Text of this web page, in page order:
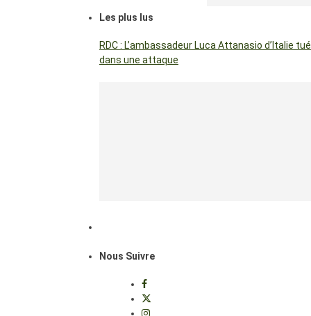
Les plus lus
RDC : L’ambassadeur Luca Attanasio d’Italie tué
dans une attaque
Nous Suivre